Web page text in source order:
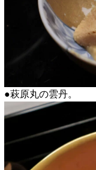
●萩原丸の雲丹。